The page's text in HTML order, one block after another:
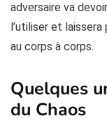
adversaire va
l’utiliser et
au corps à corps.
Quelques
du Chaos